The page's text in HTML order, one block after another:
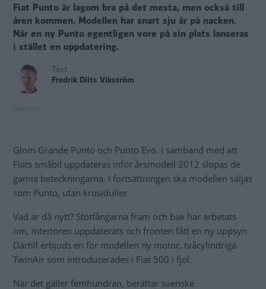
Fiat Punto är lagom bra på det mesta, men också till
åren kommen. Modellen har snart sju år på nacken.
När en ny Punto egentligen vore på sin plats lanseras
i stället en uppdatering.
Text
Fredrik Diits Vikström
Glöm Grande Punto och Punto Evo. I samband med att
Fiats småbil uppdateras inför årsmodell 2012 slopas de
gamla beteckningarna. I fortsättningen ska modellen säljas
som Punto, utan krusiduller.
Vad är då nytt? Stötfångarna fram och bak har arbetats
om, interiören uppdaterats och fronten fått en ny uppsyn.
Därtill erbjuds en för modellen ny motor, tvåcylindriga
TwinAir som introducerades i Fiat 500 i fjol.
När det gäller femhundran, berättar svenske